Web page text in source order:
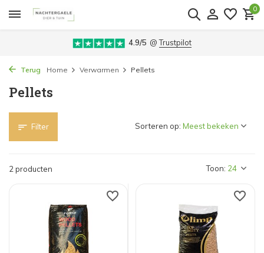
0
4.9/5 @Trustpilot
Terug Home Verwarmen Pellets
Pellets
Filter
2 producten Toon:
Sorteren op: